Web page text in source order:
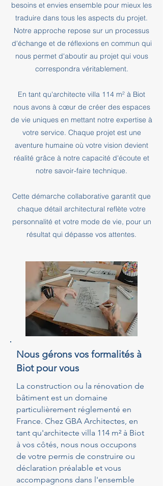
besoins et envies ensemble pour mieux les
traduire dans tous les aspects du projet.
Notre approche repose sur un processus
d'échange et de réflexions en commun qui
nous permet d'aboutir au projet qui vous
correspondra véritablement.
En tant qu'architecte villa 114 m² à Biot
nous avons à cœur de créer des espaces
de vie uniques en mettant notre expertise à
votre service. Chaque projet est une
aventure humaine où votre vision devient
réalité grâce à notre capacité d'écoute et
notre savoir-faire technique.
Cette démarche collaborative garantit que
chaque détail architectural reflète votre
personnalité et votre mode de vie, pour un
résultat qui dépasse vos attentes.
Nous gérons vos formalités à
Biot pour vous
La construction ou la rénovation de
bâtiment est un domaine
particulièrement réglementé en
France. Chez GBA Architectes, en
tant qu'architecte villa 114 m² à Biot
à vos côtés, nous nous occupons
de votre permis de construire ou
déclaration préalable et vous
accompagnons dans l'ensemble